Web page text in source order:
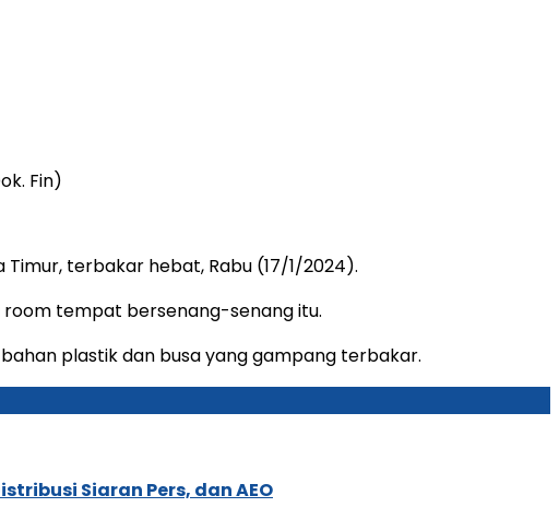
Fin)
terbakar hebat, Rabu (17/1/2024).
room tempat bersenang-senang itu.
plastik dan busa yang gampang terbakar.
Siaran Pers, dan AEO